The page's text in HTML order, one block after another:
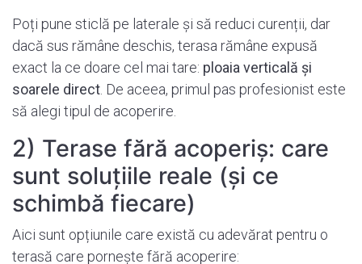
Poți pune sticlă pe laterale și să reduci curenții, dar
dacă sus rămâne deschis, terasa rămâne expusă
exact la ce doare cel mai tare: ploaia verticală și
soarele direct . De aceea, primul pas profesionist este
să alegi tipul de acoperire.
2) Terase fără acoperiș: care
sunt soluțiile reale (și ce
schimbă fiecare)
Aici sunt opțiunile care există cu adevărat pentru o
terasă care pornește fără acoperire: